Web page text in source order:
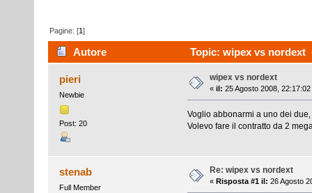
Pagine: [1]
Autore Topic: wipex vs nordext
pieri
Newbie
Post: 20
wipex vs nordext
« il: 25 Agosto 2008, 22:17:02
Voglio abbonarmi a uno dei
Volevo fare il contratto da 2
stenab
Full Member
Re: wipex vs nordext
« Risposta #1 il: 26 Agosto